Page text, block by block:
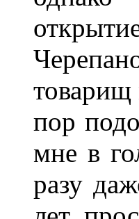
пор
мне в
разу